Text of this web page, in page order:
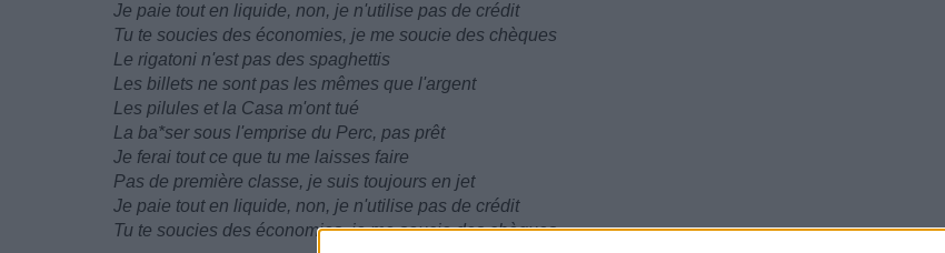
Je paie tout en liquide, non, je n'utilise pas de crédit
Tu te soucies des économies, je me soucie des chèques
Le rigatoni n'est pas des spaghettis
Les billets ne sont pas les mêmes que l'argent
Les pilules et la Casa m'ont tué
La ba*ser sous l'emprise du Perc, pas prêt
Je ferai tout ce que tu me laisses faire
Pas de première classe, je suis toujours en jet
Je paie tout en liquide, non, je n'utilise pas de crédit
Tu te soucies des économies, je me soucie des chèques